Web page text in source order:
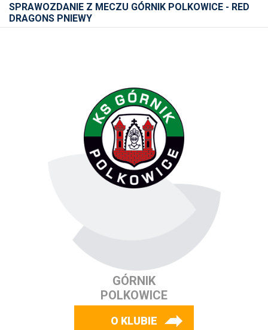
SPRAWOZDANIE Z MECZU GÓRNIK POLKOWICE - RED
DRAGONS PNIEWY
GÓRNIK
POLKOWICE
O KLUBIE